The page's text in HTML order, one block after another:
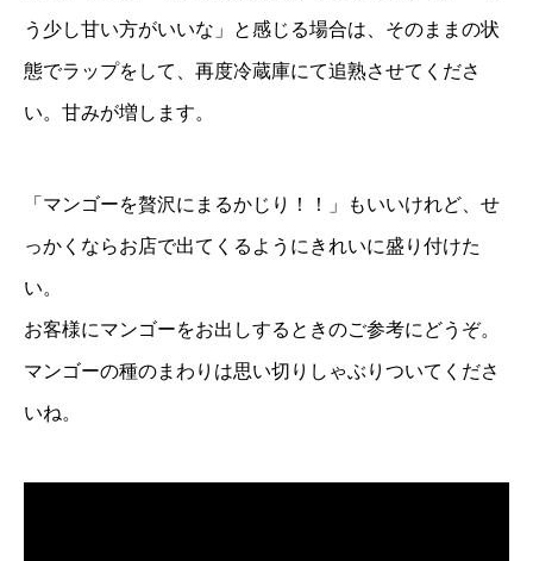
う少し甘い方がいいな」と感じる場合は、そのままの状
態でラップをして、再度冷蔵庫にて追熟させてくださ
い。甘みが増します。
「マンゴーを贅沢にまるかじり！！」もいいけれど、せ
っかくならお店で出てくるようにきれいに盛り付けた
い。
お客様にマンゴーをお出しするときのご参考にどうぞ。
マンゴーの種のまわりは思い切りしゃぶりついてくださ
いね。